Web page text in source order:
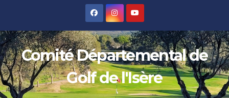
content
Comité Départemental de
Golf de l'Isère